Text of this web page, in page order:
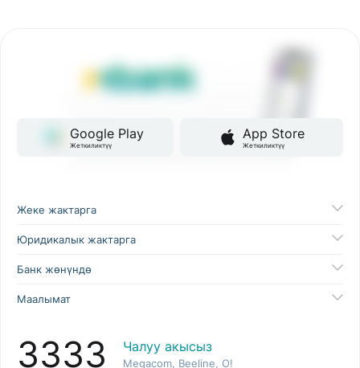
Google Play
Жеткиликтүү
App Store
Жеткиликтүү
Жеке жактарга
Юридикалык жактарга
Банк жөнүндө
Маалымат
3333 Чалуу акысыз
Megacom, Beeline, O!